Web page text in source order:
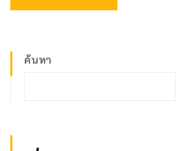
ค้นหา